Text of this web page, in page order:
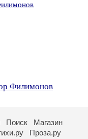
Филимонов
Поиск
Магазин
Проза.ру